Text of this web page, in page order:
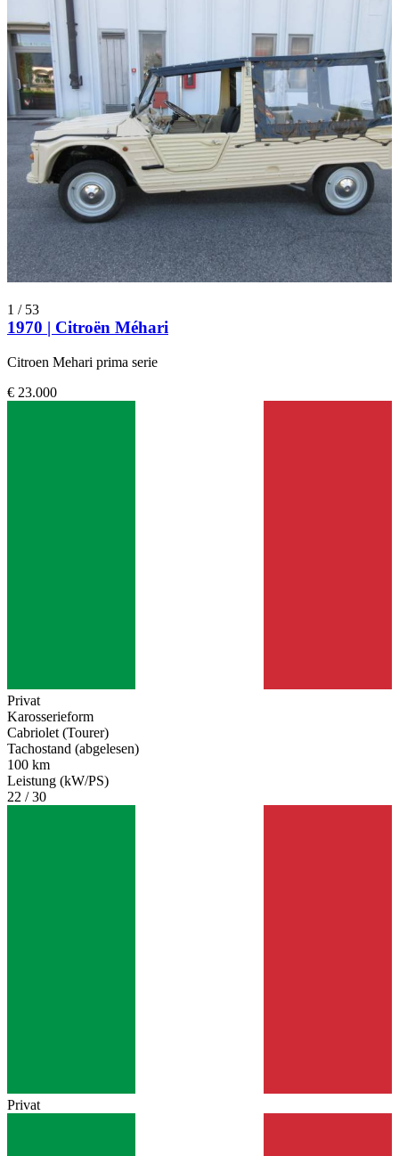
1 / 53
1970 | Citroën Méhari
Citroen Mehari prima serie
€ 23.000
Privat
Karosserieform
Cabriolet (Tourer)
Tachostand (abgelesen)
100 km
Leistung (kW/PS)
22 / 30
Privat